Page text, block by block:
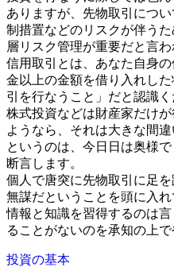
ありますが、先物取引につ
制措置などのリスクが伴う
層リスク管理が重要だと言わ
信用取引とは、あなた自身
金以上の金額を借り入れし
引を行なうこと」だと認識く
株式投資などは財産家だけ
ようなら、それは大きな間
というのは、今日日は奥様
断言します。
個人で唐突に先物取引に足
無謀だということを頭に入
情報と知識を習得するのは
ることがないのを承知の上で
投資の基本